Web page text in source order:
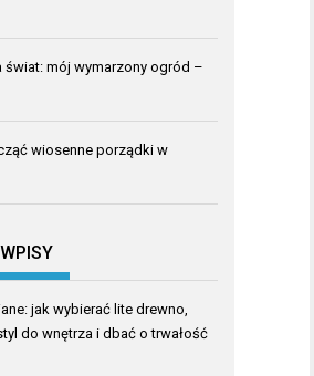
świat: mój wymarzony ogród –
wiosenne porządki w
jak wybierać lite drewno,
do wnętrza i dbać o trwałość